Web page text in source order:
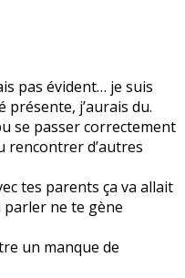
pas évident… je suis
présente, j’aurais du.
se passer correctement
rencontrer d’autres
tes parents ça va allait
parler ne te gène
un manque de